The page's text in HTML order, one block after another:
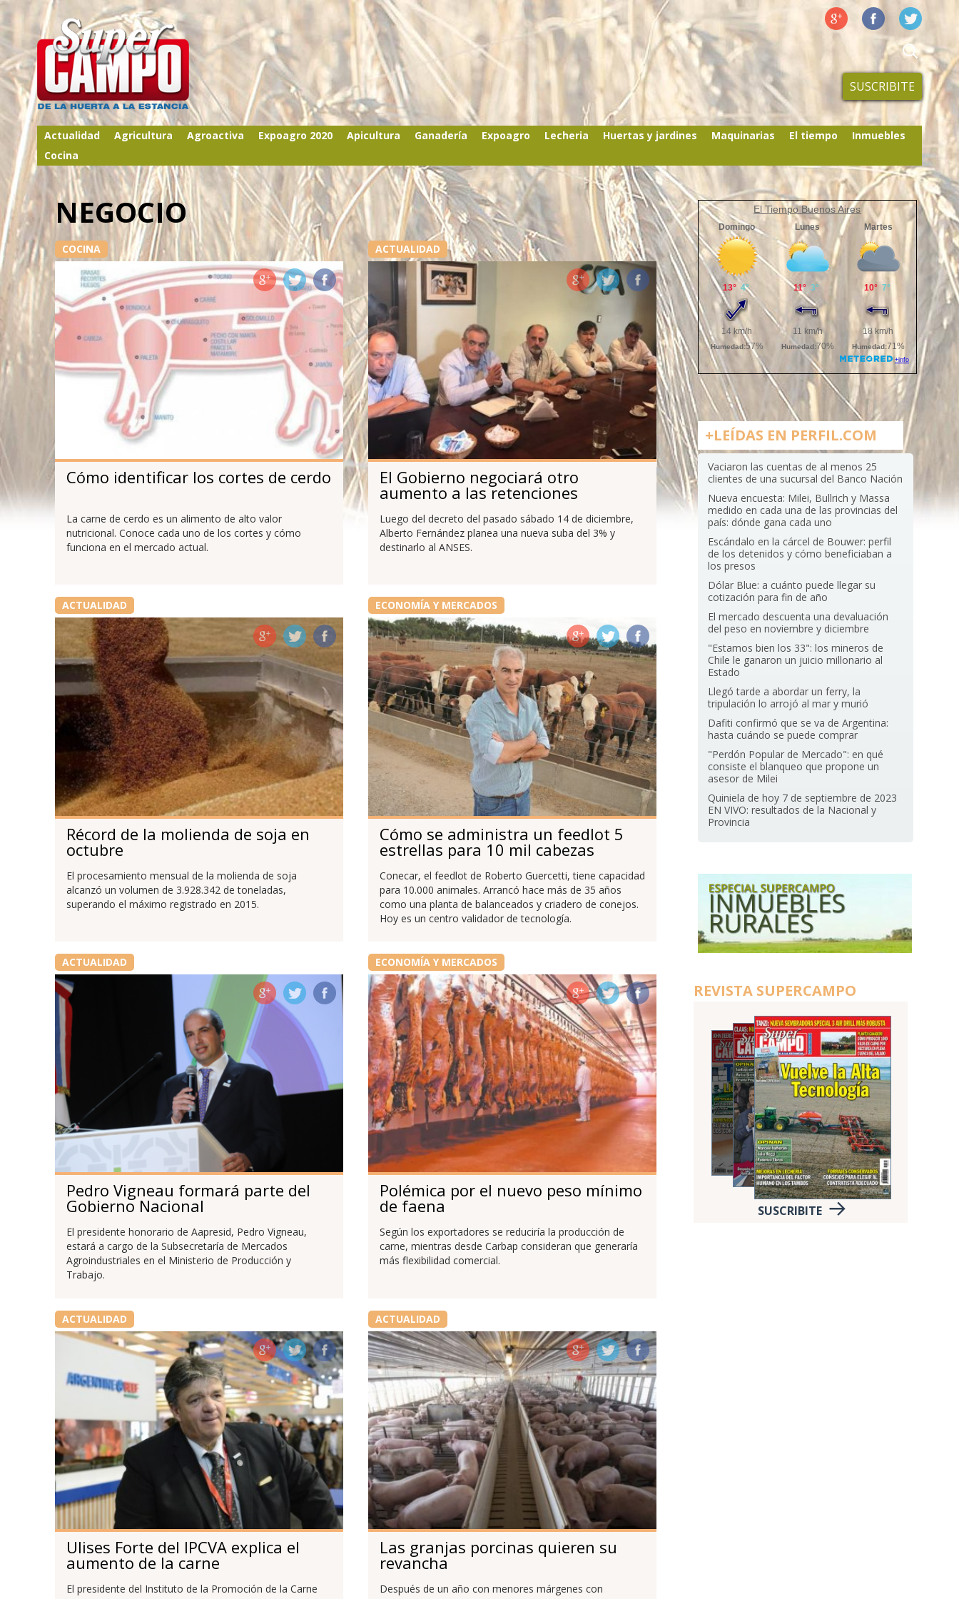
SUSCRIBITE
Actualidad Agricultura Agroactiva Expoagro 2020 Apicultura Ganadería Expoagro Lecheria Huertas y jardines Maquinarias El tiempo
Inmuebles
Cocina
NEGOCIO
COCINA
Cómo identificar los cortes de cerdo
La carne de cerdo es un alimento de alto valor
nutricional. Conoce cada uno de los cortes y cómo
funciona en el mercado actual.
ACTUALIDAD
El Gobierno negociará otro
aumento a las retenciones
Luego del decreto del pasado sábado 14 de diciembre,
Alberto Fernández planea una nueva suba del 3% y
destinarlo al ANSES.
ACTUALIDAD
Récord de la molienda de soja en
octubre
El procesamiento mensual de la molienda de soja
alcanzó un volumen de 3.928.342 de toneladas,
superando el máximo registrado en 2015.
ECONOMÍA Y MERCADOS
Cómo se administra un feedlot 5
estrellas para 10 mil cabezas
Conecar, el feedlot de Roberto Guercetti, tiene capacidad
para 10.000 animales. Arrancó hace más de 35 años
como una planta de balanceados y criadero de conejos.
Hoy es un centro validador de tecnología.
ACTUALIDAD
Pedro Vigneau formará parte del
Gobierno Nacional
El presidente honorario de Aapresid, Pedro Vigneau,
estará a cargo de la Subsecretaría de Mercados
Agroindustriales en el Ministerio de Producción y
Trabajo.
ECONOMÍA Y MERCADOS
Polémica por el nuevo peso mínimo
de faena
Según los exportadores se reduciría la producción de
carne, mientras desde Carbap consideran que generaría
más flexibilidad comercial.
ACTUALIDAD
Ulises Forte del IPCVA explica el
aumento de la carne
El presidente del Instituto de la Promoción de la Carne
ACTUALIDAD
Las granjas porcinas quieren su
revancha
Después de un año con menores márgenes con
El Tiempo Buenos Aires
+LEÍDAS EN PERFIL.COM
Vaciaron las cuentas de al menos 25
clientes de una sucursal del Banco Nación
Nueva encuesta: Milei, Bullrich y Massa
medido en cada una de las provincias del
país: dónde gana cada uno
Escándalo en la cárcel de Bouwer: perfil
de los detenidos y cómo beneficiaban a
los presos
Dólar Blue: a cuánto puede llegar su
cotización para fin de año
El mercado descuenta una devaluación
del peso en noviembre y diciembre
"Estamos bien los 33": los mineros de
Chile le ganaron un juicio millonario al
Estado
Llegó tarde a abordar un ferry, la
tripulación lo arrojó al mar y murió
Dafiti confirmó que se va de Argentina:
hasta cuándo se puede comprar
"Perdón Popular de Mercado": en qué
consiste el blanqueo que propone un
asesor de Milei
Quiniela de hoy 7 de septiembre de 2023
EN VIVO: resultados de la Nacional y
Provincia
REVISTA SUPERCAMPO
SUSCRIBITE